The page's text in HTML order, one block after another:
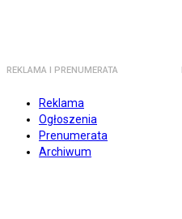
REKLAMA I PRENUMERATA
Reklama
Ogłoszenia
Prenumerata
Archiwum